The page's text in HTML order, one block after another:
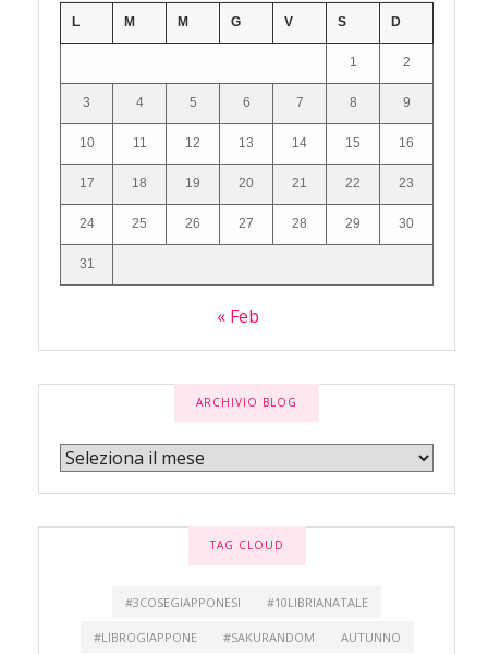
L M M G V S D
1 2
3 4 5 6 7 8 9
10 11 12 13 14 15 16
17 18 19 20 21 22 23
24 25 26 27 28 29 30
31
« Feb
ARCHIVIO BLOG
TAG CLOUD
#3COSEGIAPPONESI #10LIBRIANATALE
#LIBROGIAPPONE #SAKURANDOM AUTUNNO